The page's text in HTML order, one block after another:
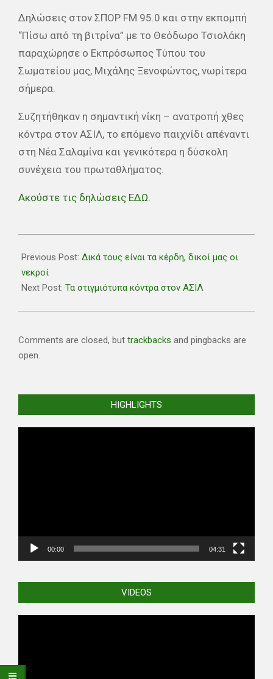
Δηλώσεις στον ΣΠΟΡ FM 95.0 και στην εκπομπή
“Πίσω από τη βιτρίνα” με το Θεόδωρο Τσιολάκη
παραχώρησε ο Εκπρόσωπος Τύπου του
Σωματείου μας, Μιχάλης Ξενοφώντος, νωρίτερα
σήμερα.
Συζητήθηκαν η σημαντική νίκη – ανατροπή χθες
κόντρα στον ΑΣΙΛ, το επόμενο παιχνίδι απέναντι
στη Νέα Σαλαμίνα και γενικότερα η δύσκολη
συνέχεια του πρωταθλήματος.
Ακούστε τις δηλώσεις ΕΔΩ.
02-
01
Previous Post: Δικά τους είναι τα κέρδη, δικοί μας οι
νεκροί
Next Post: Τα στιγμιότυπα κόντρα στον ΑΣΙΛ
Comments are closed, but trackbacks and pingbacks are
open.
HIGHLIGHTS
00:00 04:31
VIDEOS